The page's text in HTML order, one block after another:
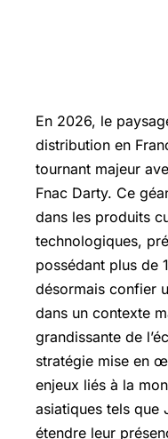
En 2026, le
distribution en
tournant majeur
Fnac Darty. Ce
dans les produits
technologiques,
possédant plus de
désormais confier
dans un contexte
grandissante de
stratégie mise en
enjeux liés à la
asiatiques tels que
étendre leur